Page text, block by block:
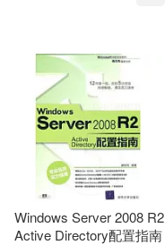
Windows Server 2008 R2
Active Directory配置指南